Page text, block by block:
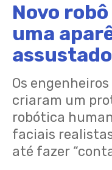
Novo
uma
Os
criaram um
robótica
faciais
até fazer